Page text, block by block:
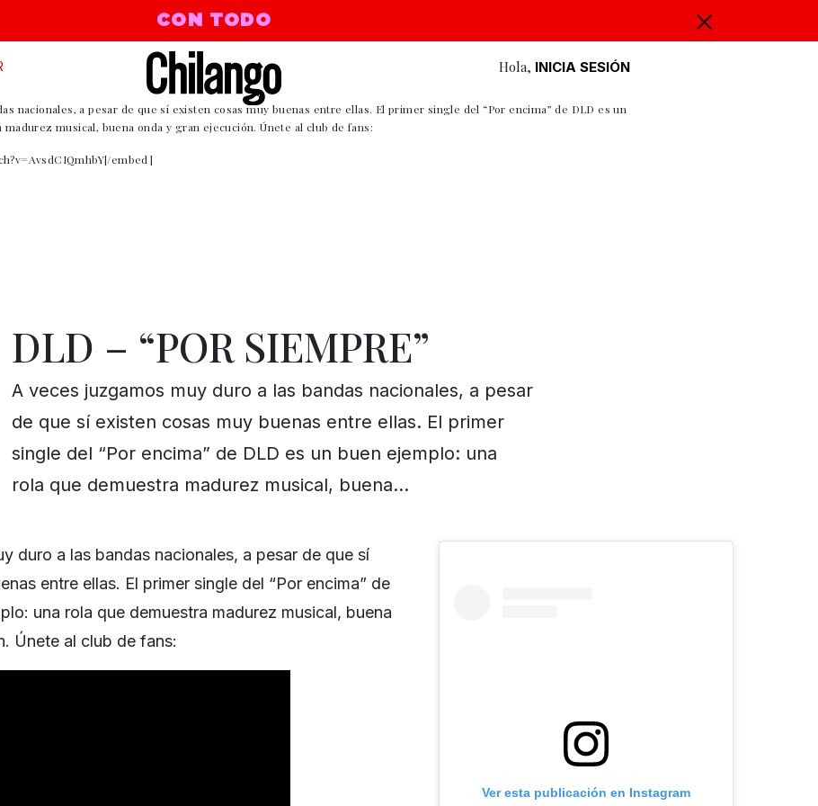
CON TODO
Hola, INICIA SESIÓN
nacionales, a pesar de que sí existen cosas muy buenas entre ellas. El primer single del “Por encima” de DLD es un
musical, buena onda y gran ejecución. Únete al club de fans:
embed]
DLD – “POR SIEMPRE”
A veces juzgamos muy duro a las bandas nacionales, a pesar
de que sí existen cosas muy buenas entre ellas. El primer
single del “Por encima” de DLD es un buen ejemplo: una
rola que demuestra madurez musical, buena…
duro a las bandas nacionales, a pesar de que sí
entre ellas. El primer single del “Por encima” de
una rola que demuestra madurez musical, buena
Únete al club de fans:
Ver esta publicación en Instagram